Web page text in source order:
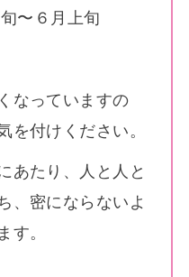
〜６月上旬
なっていますの
を付けください。
あたり、人と人と
、密にならないよ
す。